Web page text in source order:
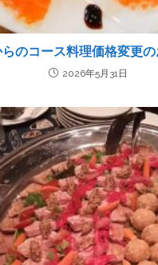
のコース料理価格変更
2026年5月31日